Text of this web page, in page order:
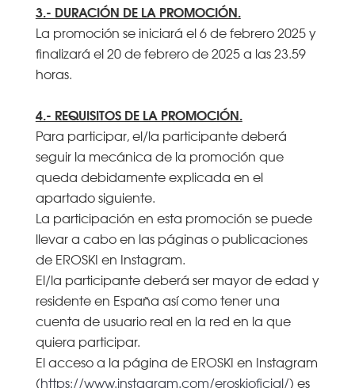
3.- DURACIÓN DE LA PROMOCIÓN.
La promoción se iniciará el 6 de febrero 2025 y
finalizará el 20 de febrero de 2025 a las 23.59
horas.
4.- REQUISITOS DE LA PROMOCIÓN.
Para participar, el/la participante deberá
seguir la mecánica de la promoción que
queda debidamente explicada en el
apartado siguiente.
La participación en esta promoción se puede
llevar a cabo en las páginas o publicaciones
de EROSKI en Instagram.
El/la participante deberá ser mayor de edad y
residente en España así como tener una
cuenta de usuario real en la red en la que
quiera participar.
El acceso a la página de EROSKI en Instagram
(https://www.instagram.com/eroskioficial/) es